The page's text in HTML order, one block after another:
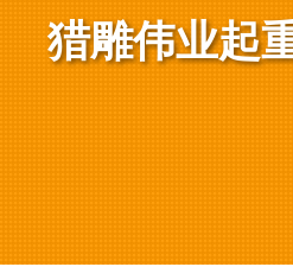
猎雕伟业起